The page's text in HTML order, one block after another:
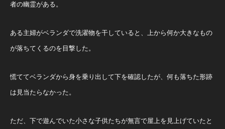
者の幽霊がある。
ある主婦がベランダで洗濯物を干していると、上から何か大きなもの
が落ちてくるのを目撃した。
慌ててベランダから身を乗り出して下を確認したが、何も落ちた形跡
は見当たらなかった。
ただ、下で遊んでいた小さな子供たちが無言で屋上を見上げていたと